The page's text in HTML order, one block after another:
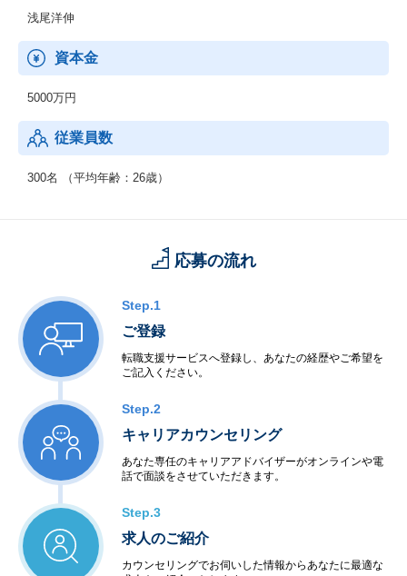
す。
テスト・新規事業コンペなど多様なキャリアパスを設け、
社員の成長機会を積極的に提供しています。
ログラムが充実している一方、
出社主体の育成スタイルや高いスピード感に適応する必要など、
ベンチャーらしい過酷さも特徴です。
浅尾洋伸
資本金
5000万円
従業員数
300名 （平均年齢：26歳）
応募の流れ
Step.1
ご登録
転職支援サービスへ登録し、あなたの経歴やご希望を
ご記入ください。
Step.2
キャリアカウンセリング
あなた専任のキャリアアドバイザーがオンラインや電
話で面談をさせていただきます。
Step.3
求人のご紹介
カウンセリングでお伺いした情報からあなたに最適な